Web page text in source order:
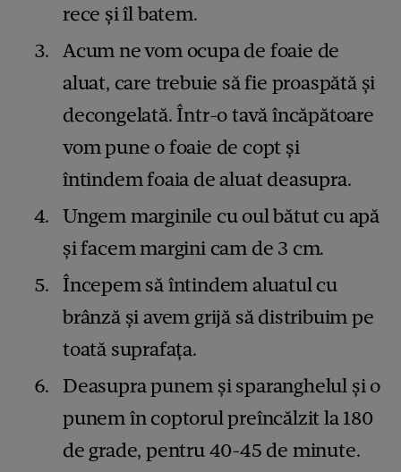
rece și îl batem.
Acum ne vom ocupa de foaie de
aluat, care trebuie să fie proaspătă și
decongelată. Într-o tavă încăpătoare
vom pune o foaie de copt și
întindem foaia de aluat deasupra.
Ungem marginile cu oul bătut cu apă
și facem margini cam de 3 cm.
Începem să întindem aluatul cu
brânză și avem grijă să distribuim pe
toată suprafața.
Deasupra punem și sparanghelul și o
punem în coptorul preîncălzit la 180
de grade, pentru 40-45 de minute.